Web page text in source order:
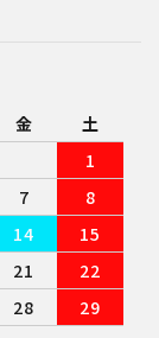
金
土
1
7
8
14
15
21
22
28
29